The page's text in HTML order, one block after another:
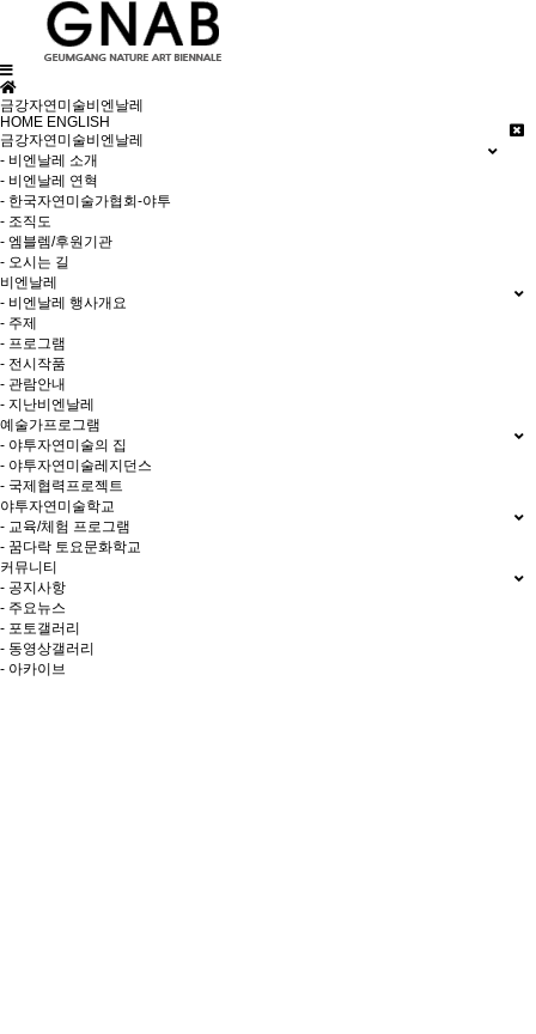
금강자연미술비엔날레
HOME ENGLISH
금강자연미술비엔날레
- 비엔날레 소개
- 비엔날레 연혁
- 한국자연미술가협회-야투
- 조직도
- 엠블렘/후원기관
- 오시는 길
비엔날레
- 비엔날레 행사개요
- 주제
- 프로그램
- 전시작품
- 관람안내
- 지난비엔날레
예술가프로그램
- 야투자연미술의 집
- 야투자연미술레지던스
- 국제협력프로젝트
야투자연미술학교
- 교육/체험 프로그램
- 꿈다락 토요문화학교
커뮤니티
- 공지사항
- 주요뉴스
- 포토갤러리
- 동영상갤러리
- 아카이브